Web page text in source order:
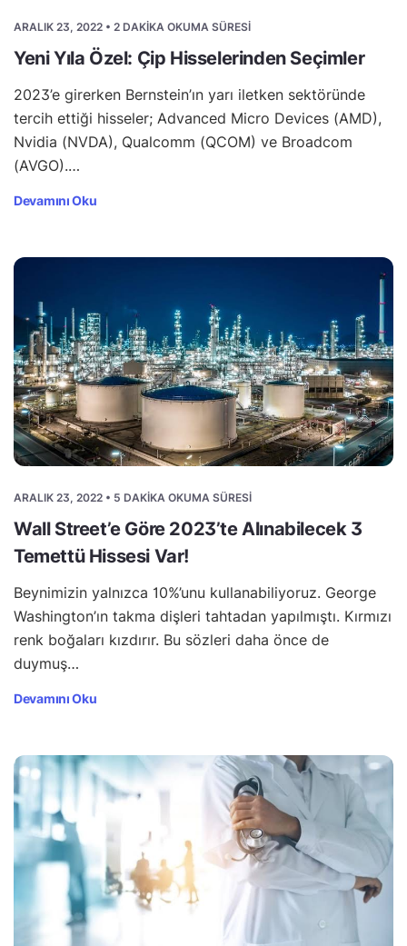
ARALIK 23, 2022 • 2 DAKIKA OKUMA SÜRESI
Yeni Yıla Özel: Çip Hisselerinden Seçimler
2023’e girerken Bernstein’ın yarı iletken sektöründe
tercih ettiği hisseler; Advanced Micro Devices (AMD),
Nvidia (NVDA), Qualcomm (QCOM) ve Broadcom
(AVGO).…
Devamını Oku
ARALIK 23, 2022 • 5 DAKIKA OKUMA SÜRESI
Wall Street’e Göre 2023’te Alınabilecek 3
Temettü Hissesi Var!
Beynimizin yalnızca 10%’unu kullanabiliyoruz. George
Washington’ın takma dişleri tahtadan yapılmıştı. Kırmızı
renk boğaları kızdırır. Bu sözleri daha önce de
duymuş…
Devamını Oku